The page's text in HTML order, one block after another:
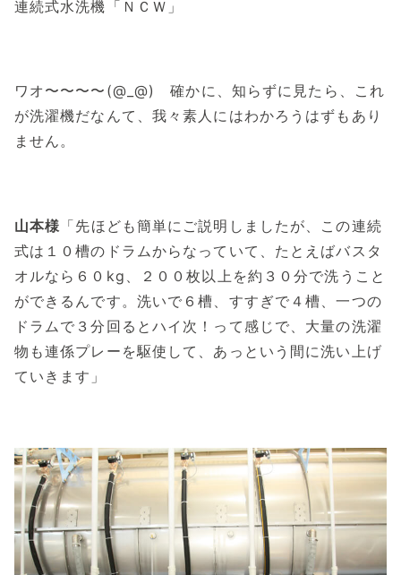
連続式水洗機「ＮＣＷ」
ワオ〜〜〜〜(@_@) 確かに、知らずに見たら、これ
が洗濯機だなんて、我々素人にはわかろうはずもあり
ません。
山本様 「先ほども簡単にご説明しましたが、この連続
式は１０槽のドラムからなっていて、たとえばバスタ
オルなら６０kg、２００枚以上を約３０分で洗うこと
ができるんです。洗いで６槽、すすぎで４槽、一つの
ドラムで３分回るとハイ次！って感じで、大量の洗濯
物も連係プレーを駆使して、あっという間に洗い上げ
ていきます」